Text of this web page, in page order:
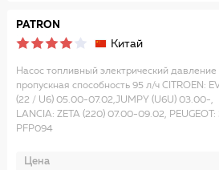
PATRON
Китай
Насос топливный электрический давление
пропускная способность 95 л/ч CITROEN:
(22 / U6) 05.00-07.02,JUMPY (U6U) 03.00-,
LANCIA: ZETA (220) 07.00-09.02, PEUGEOT:
PFP094
Цена